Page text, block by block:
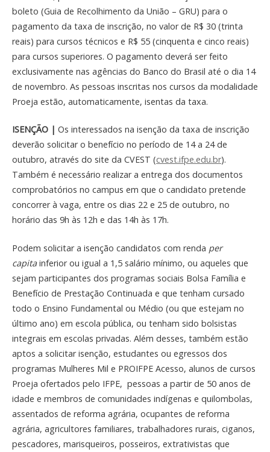
boleto (Guia de Recolhimento da União – GRU) para o
pagamento da taxa de inscrição, no valor de R$ 30 (trinta
reais) para cursos técnicos e R$ 55 (cinquenta e cinco reais)
para cursos superiores. O pagamento deverá ser feito
exclusivamente nas agências do Banco do Brasil até o dia 14
de novembro. As pessoas inscritas nos cursos da modalidade
Proeja estão, automaticamente, isentas da taxa.
ISENÇÃO | Os interessados na isenção da taxa de inscrição
deverão solicitar o benefício no período de 14 a 24 de
outubro, através do site da CVEST (cvest.ifpe.edu.br).
Também é necessário realizar a entrega dos documentos
comprobatórios no campus em que o candidato pretende
concorrer à vaga, entre os dias 22 e 25 de outubro, no
horário das 9h às 12h e das 14h às 17h.
Podem solicitar a isenção candidatos com renda per
capitainferior ou igual a 1,5 salário mínimo, ou aqueles que
sejam participantes dos programas sociais Bolsa Família e
Benefício de Prestação Continuada e que tenham cursado
todo o Ensino Fundamental ou Médio (ou que estejam no
último ano) em escola pública, ou tenham sido bolsistas
integrais em escolas privadas. Além desses, também estão
aptos a solicitar isenção, estudantes ou egressos dos
programas Mulheres Mil e PROIFPE Acesso, alunos de cursos
Proeja ofertados pelo IFPE, pessoas a partir de 50 anos de
idade e membros de comunidades indígenas e quilombolas,
assentados de reforma agrária, ocupantes de reforma
agrária, agricultores familiares, trabalhadores rurais, ciganos,
pescadores, marisqueiros, posseiros, extrativistas que